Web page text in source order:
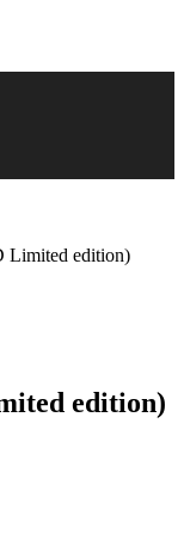
Limited edition)
edition)